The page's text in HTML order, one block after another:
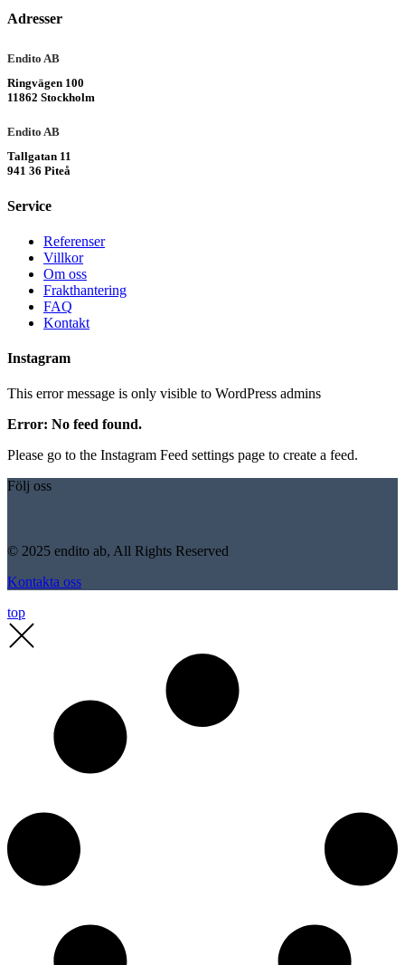
Adresser
Endito AB
Ringvägen 100
11862 Stockholm
Endito AB
Tallgatan 11
941 36 Piteå
Service
Referenser
Villkor
Om oss
Frakthantering
FAQ
Kontakt
Instagram
This error message is only visible to WordPress admins
Error: No feed found.
Please go to the Instagram Feed settings page to create a feed.
Följ oss
© 2025 endito ab, All Rights Reserved
Kontakta oss
top